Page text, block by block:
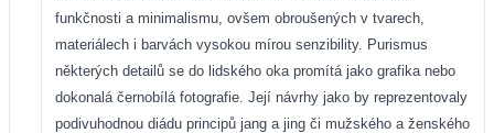
funkčnosti a minimalismu, ovšem obroušených v tvarech,
materiálech i barvách vysokou mírou senzibility. Purismus
některých detailů se do lidského oka promítá jako grafika nebo
dokonalá černobílá fotografie. Její návrhy jako by reprezentovaly
podivuhodnou diádu principů jang a jing či mužského a ženského